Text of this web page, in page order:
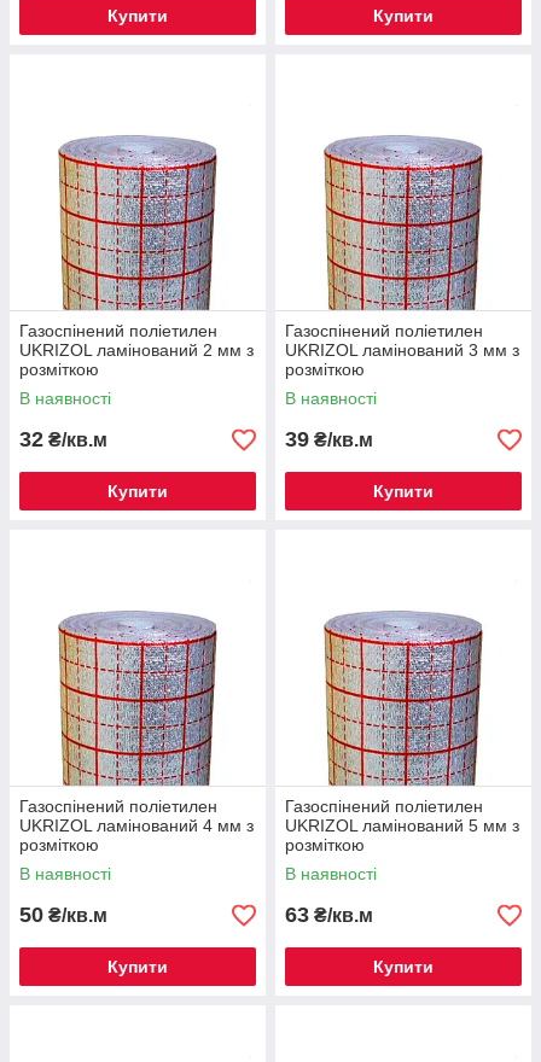
Купити Купити
Газоспінений поліетилен
UKRIZOL ламінований 2 мм з
розміткою
В наявності
32 ₴/кв.м
Купити
Газоспінений поліетилен
UKRIZOL ламінований 3 мм з
розміткою
В наявності
39 ₴/кв.м
Купити
Газоспінений поліетилен
UKRIZOL ламінований 4 мм з
розміткою
В наявності
50 ₴/кв.м
Купити
Газоспінений поліетилен
UKRIZOL ламінований 5 мм з
розміткою
В наявності
63 ₴/кв.м
Купити